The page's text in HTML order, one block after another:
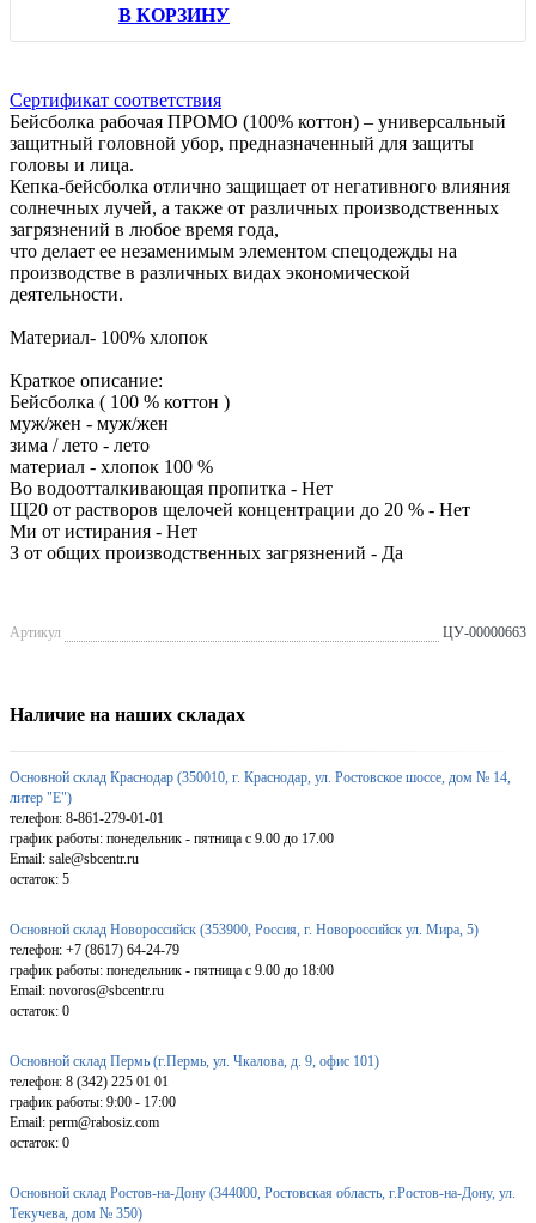
В КОРЗИНУ
Сертификат соответствия
Бейсболка рабочая ПРОМО (100% коттон) – универсальный
защитный головной убор, предназначенный для защиты
головы и лица.
Кепка-бейсболка отлично защищает от негативного влияния
солнечных лучей, а также от различных производственных
загрязнений в любое время года,
что делает ее незаменимым элементом спецодежды на
производстве в различных видах экономической
деятельности.
Материал- 100% хлопок
Краткое описание:
Бейсболка ( 100 % коттон )
муж/жен - муж/жен
зима / лето - лето
материал - хлопок 100 %
Во водоотталкивающая пропитка - Нет
Щ20 от растворов щелочей концентрации до 20 % - Нет
Ми от истирания - Нет
З от общих производственных загрязнений - Да
Артикул ЦУ-00000663
Наличие на наших складах
Основной склад Краснодар (350010, г. Краснодар, ул. Ростовское шоссе, дом № 14,
литер "Е")
телефон: 8-861-279-01-01
график работы: понедельник - пятница с 9.00 до 17.00
Email: sale@sbcentr.ru
остаток: 5
Основной склад Новороссийск (353900, Россия, г. Новороссийск ул. Мира, 5)
телефон: +7 (8617) 64-24-79
график работы: понедельник - пятница с 9.00 до 18:00
Email: novoros@sbcentr.ru
остаток: 0
Основной склад Пермь (г.Пермь, ул. Чкалова, д. 9, офис 101)
телефон: 8 (342) 225 01 01
график работы: 9:00 - 17:00
Email: perm@rabosiz.com
остаток: 0
Основной склад Ростов-на-Дону (344000, Ростовская область, г.Ростов-на-Дону, ул.
Текучева, дом № 350)